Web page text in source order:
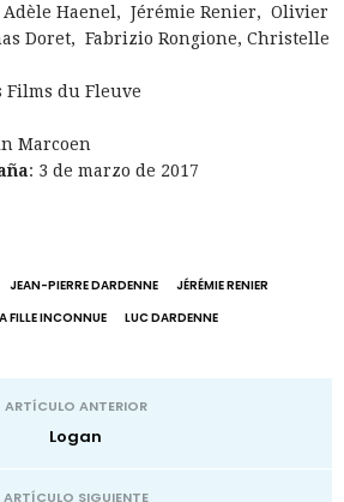
Adèle Haenel, Jérémie Renier, Olivier
Doret, Fabrizio Rongione, Christelle
Films du Fleuve
Marcoen
: 3 de marzo de 2017
JEAN-PIERRE DARDENNE
JÉRÉMIE RENIER
FILLE INCONNUE
LUC DARDENNE
ARTÍCULO ANTERIOR
Logan
ARTÍCULO SIGUIENTE